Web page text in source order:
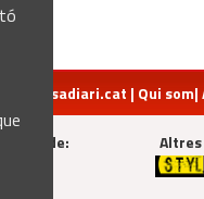
| Qui som|
de: